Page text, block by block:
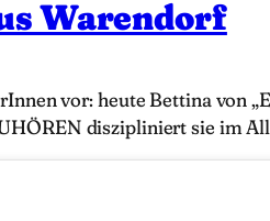
Warendorf
vor: heute Bettina von
diszipliniert sie im